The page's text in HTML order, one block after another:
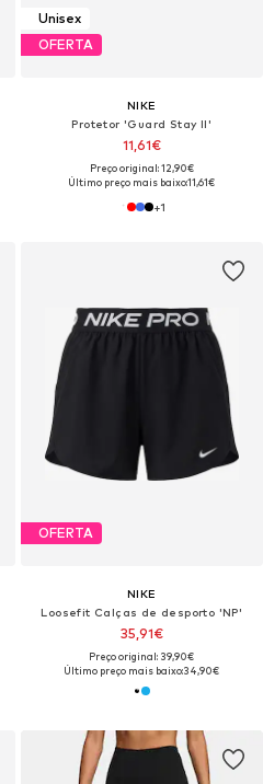
Unisex
OFERTA
NIKE
Protetor 'Guard Stay II'
11,61€
Preço original: 12,90€
Último preço mais baixo:11,61€
+1
OFERTA
NIKE
Loosefit Calças de desporto 'NP'
35,91€
Preço original: 39,90€
Último preço mais baixo:34,90€